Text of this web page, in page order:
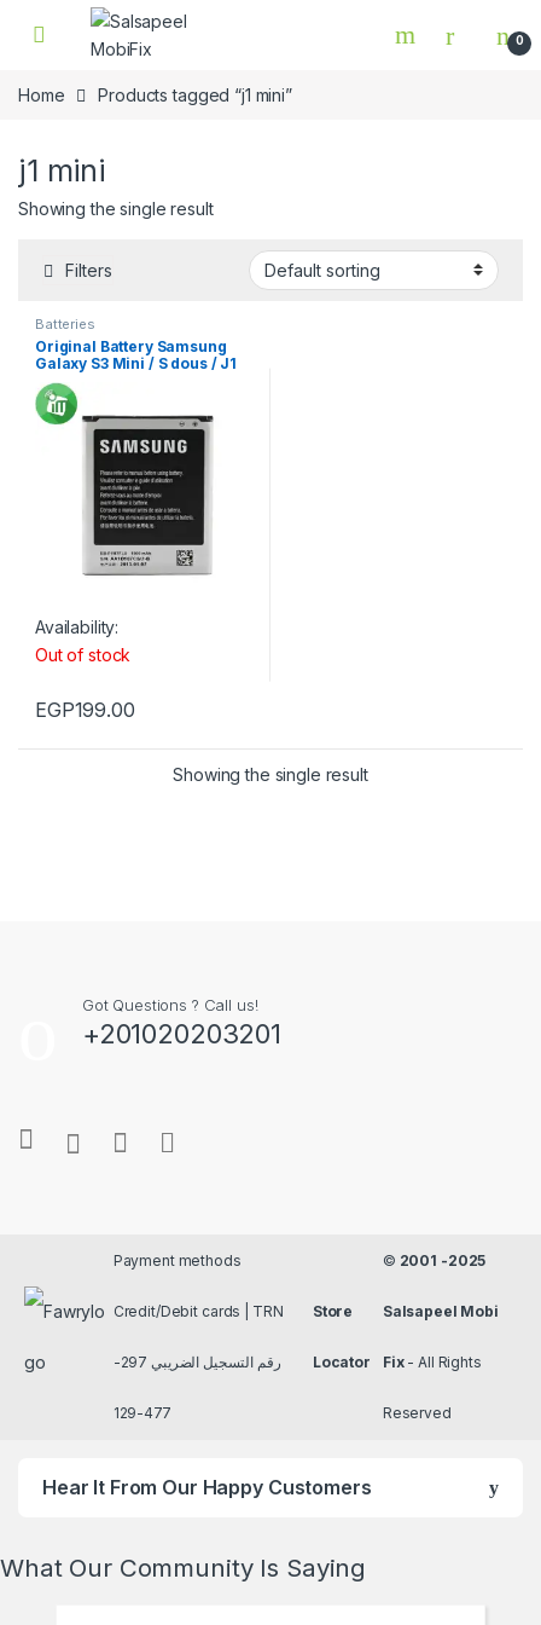
Skip to navigation
Skip to content
0
Home Products tagged “j1 mini”
j1 mini
Showing the single result
Filters
Batteries
Original Battery Samsung
Galaxy S3 Mini / S dous / J1
Min
Availability:
Out of stock
EGP199.00
Showing the single result
Got Questions ? Call us!
+201020203201
Payment methods
Credit/Debit cards | TRN
رقم التسجيل الضريبي 297-
477-129
Store
Locator
© 2001 -2025
Salsapeel Mobi
Fix- All Rights
Reserved
Hear It From Our Happy Customers
What Our Community Is Saying